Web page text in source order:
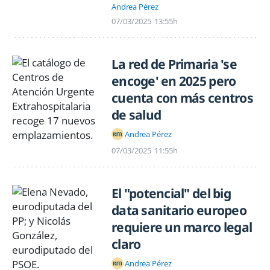
Andrea Pérez
07/03/2025 13:55h
La red de Primaria 'se
encoge' en 2025 pero
cuenta con más centros
de salud
Andrea Pérez
07/03/2025 11:55h
El "potencial" del big
data sanitario europeo
requiere un marco legal
claro
Andrea Pérez